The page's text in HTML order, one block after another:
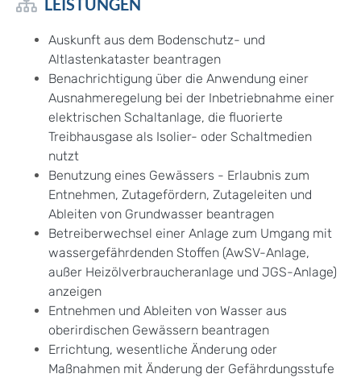
LEISTUNGEN
Auskunft aus dem Bodenschutz- und
Altlastenkataster beantragen
Benachrichtigung über die Anwendung einer
Ausnahmeregelung bei der Inbetriebnahme einer
elektrischen Schaltanlage, die fluorierte
Treibhausgase als Isolier- oder Schaltmedien
nutzt
Benutzung eines Gewässers - Erlaubnis zum
Entnehmen, Zutagefördern, Zutageleiten und
Ableiten von Grundwasser beantragen
Betreiberwechsel einer Anlage zum Umgang mit
wassergefährdenden Stoffen (AwSV-Anlage,
außer Heizölverbraucheranlage und JGS-Anlage)
anzeigen
Entnehmen und Ableiten von Wasser aus
oberirdischen Gewässern beantragen
Errichtung, wesentliche Änderung oder
Maßnahmen mit Änderung der Gefährdungsstufe